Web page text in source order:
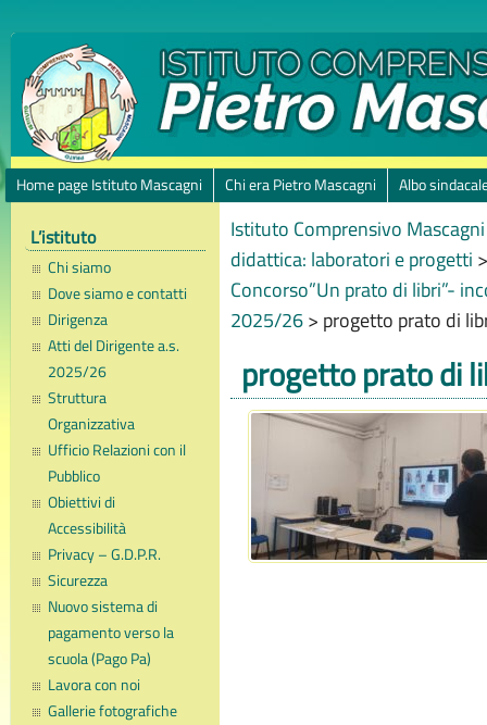
Home page Istituto Mascagni Chi era Pietro Mascagni Albo
L’istituto
Chi siamo
Dove siamo e contatti
Dirigenza
Atti del Dirigente a.s.
2025/26
Struttura
Organizzativa
Ufficio Relazioni con il
Pubblico
Obiettivi di
Accessibilità
Privacy – G.D.P.R.
Sicurezza
Nuovo sistema di
pagamento verso la
scuola (Pago Pa)
Lavora con noi
Gallerie fotografiche
Istituto Comprensivo
didattica: laboratori e progetti
Concorso”Un prato di libri”-
2025/26> progetto prato di
progetto prato di